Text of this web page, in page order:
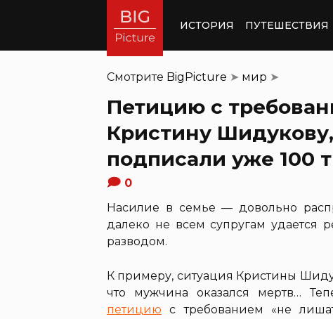
ИСТОРИЯ ПУТЕШЕСТВИЯ
Смотрите BigPicture ➤ мир ➤
Петицию с
Кристину
подписали уже 100
0
Насилие в семье — довольно
далеко не всем супругам
разводом.
К примеру, ситуация Кристины
что мужчина оказался мертв…
петицию с требованием «не